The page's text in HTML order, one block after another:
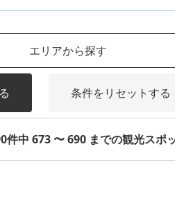
エリアから探す
条件をリセットする
件中 673 〜 690 までの観光スポ